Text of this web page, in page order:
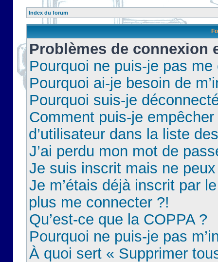
Index du forum
Problèmes de connexion
Pourquoi ne puis-je pas
Pourquoi ai-je besoin de
Pourquoi suis-je
Comment puis-je
d’utilisateur dans la liste
J’ai perdu mon mot de
Je suis inscrit mais ne
Je m’étais déjà inscrit par
plus me connecter ?!
Qu’est-ce que la COPPA ?
Pourquoi ne puis-je pas
À quoi sert « Supprimer